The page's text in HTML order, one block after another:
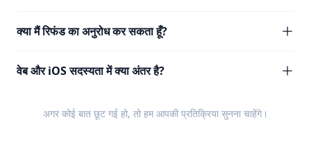
क्या मैं रिफंड का अनुरोध कर सकता हूँ?
वेब और iOS सदस्यता में क्या अंतर है?
अगर कोई बात छूट गई हो, तो हम आपकी प्रतिक्रिया सुनना चाहेंगे।